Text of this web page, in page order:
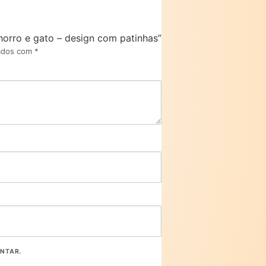
e gato – design com patinhas”
com *